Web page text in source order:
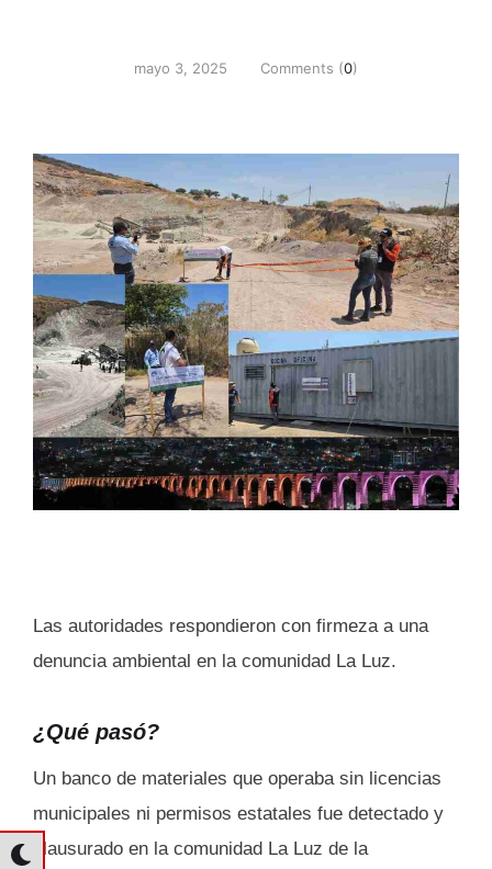
mayo 3, 2025 Comments (0)
Las autoridades respondieron con firmeza a una
denuncia ambiental en la comunidad La Luz.
¿Qué pasó?
Un banco de materiales que operaba sin licencias
municipales ni permisos estatales fue detectado y
clausurado en la comunidad La Luz de la